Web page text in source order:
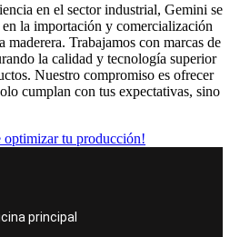
en el sector industrial, Gemini se
la importación y comercialización
maderera. Trabajamos con marcas de
la calidad y tecnología superior
Nuestro compromiso es ofrecer
cumplan con tus expectativas, sino
optimizar tu producción!
principal